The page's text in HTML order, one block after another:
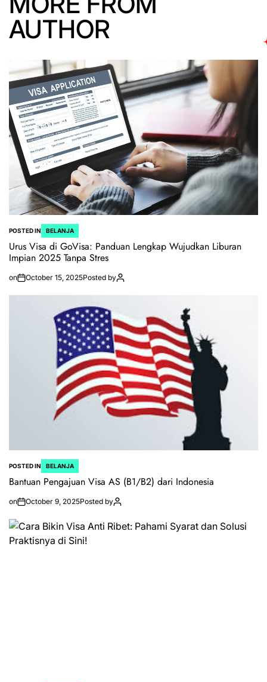
AUTHOR
POSTED IN BELANJA
Urus Visa di GoVisa: Panduan Lengkap Wujudkan Liburan
Impian 2025 Tanpa Stres
on October 15, 2025Posted by
POSTED IN BELANJA
Bantuan Pengajuan Visa AS (B1/B2) dari Indonesia
on October 9, 2025Posted by